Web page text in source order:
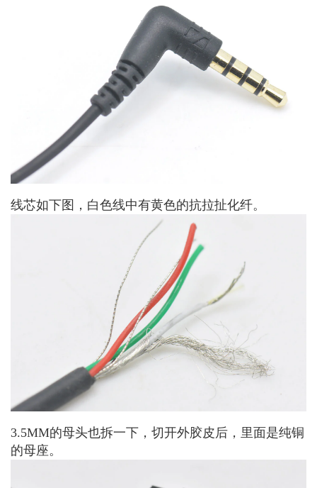
线芯如下图，白色线中有黄色的抗拉扯化纤。
3.5MM的母头也拆一下，切开外胶皮后，里面是纯铜
的母座。